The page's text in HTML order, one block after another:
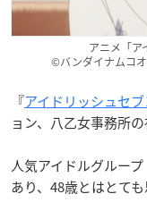
アニメ「ア
©バンダイナムコ
『アイドリッシュセ
ョン、八乙女事務所の
人気アイドルグルー
あり、48歳とはとて